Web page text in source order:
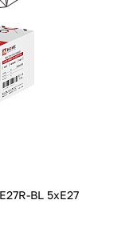
BL 5хЕ27